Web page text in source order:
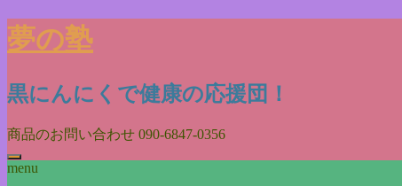
Skip
to
content
夢の塾
黒にんにくで健康の応援団！
商品のお問い合わせ 090-6847-0356
menu